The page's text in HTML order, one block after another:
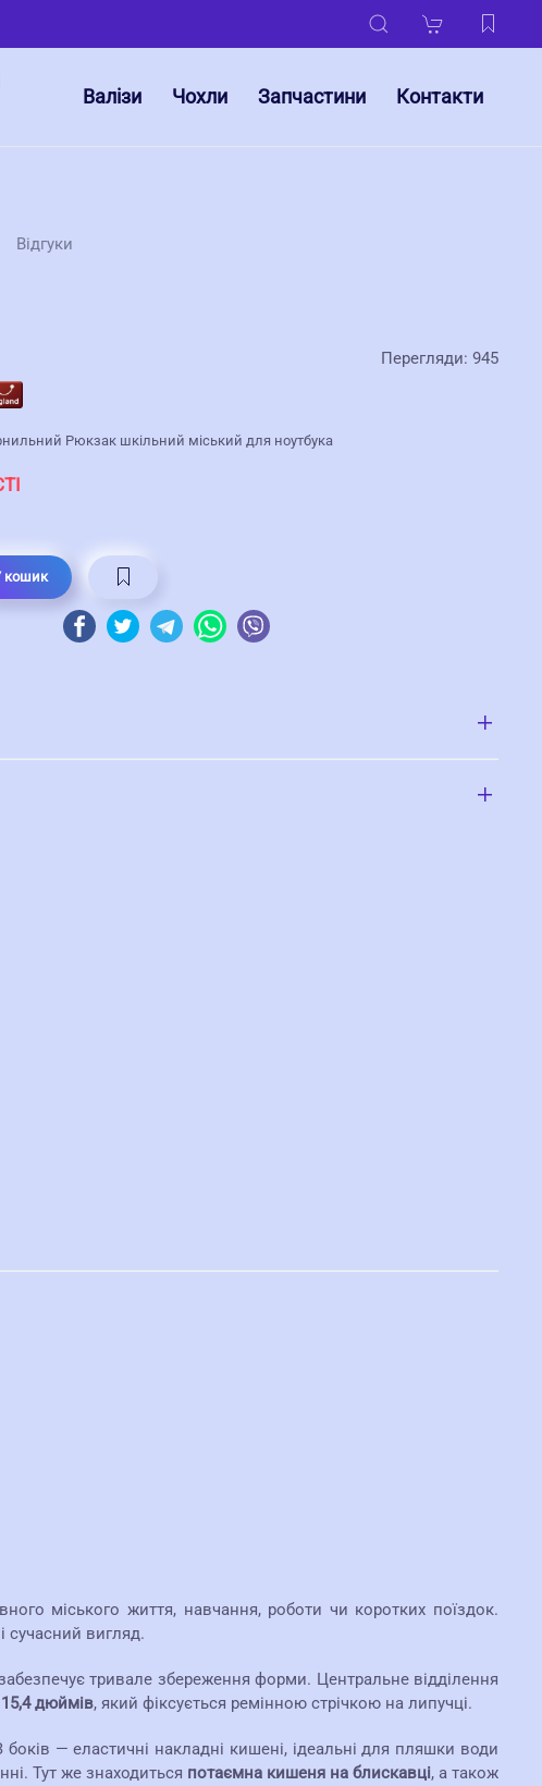
Валізи Чохли Запчастини Контакти
Відгуки
Перегляди: 945
Рюкзак шкільний міський для ноутбука
кошик
міського життя, навчання, роботи чи коротких поїздок.
сучасний вигляд.
тривале збереження форми. Центральне відділення
дюймів, який фіксується ремінною стрічкою на липучці.
— еластичні накладні кишені, ідеальні для пляшки води
Тут же знаходиться потаємна кишеня на блискавці, а також